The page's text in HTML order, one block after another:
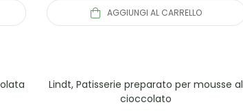
AGGIUNGI AL CARRELLO
Lindt, Patisserie preparato per mousse al
cioccolato